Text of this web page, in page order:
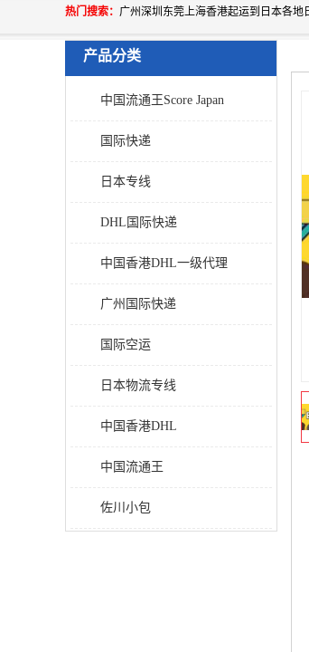
热门搜索：
产品分类
中国流通王Score Japan
国际快递
日本专线
DHL国际快递
中国香港DHL一级代理
广州国际快递
国际空运
日本物流专线
中国香港DHL
中国流通王
佐川小包